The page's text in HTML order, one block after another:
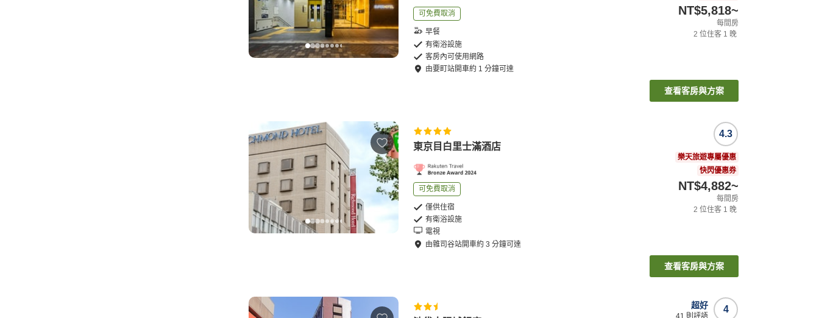
可免費取消
早餐
有衛浴設施
客房內可使用網路
由要町站開車約 1 分鐘可達
NT$5,818~
每間房
2 位住客 1 晚
查看客房與方案
東京目白里士滿酒店
可免費取消
僅供住宿
有衛浴設施
電視
由雜司谷站開車約3 分鐘可達
4.3
樂天旅遊專屬優惠
快閃優惠券
NT$4,882~
每間房
2 位住客 1 晚
查看客房與方案
4
超好
41 則評語